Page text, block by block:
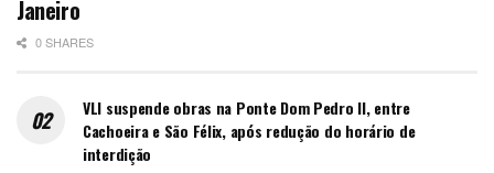
Janeiro
0 SHARES
VLI suspende obras na Ponte Dom Pedro II, entre
Cachoeira e São Félix, após redução do horário de
interdição